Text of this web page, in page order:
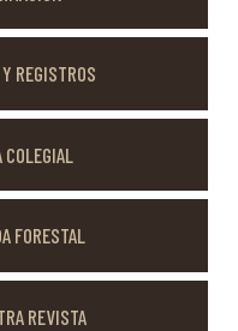
REGISTROS
COLEGIAL
FORESTAL
REVISTA